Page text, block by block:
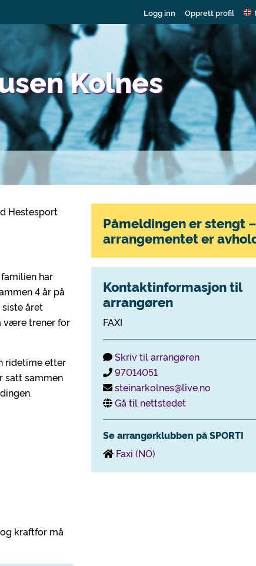
Logg inn Opprett profil
Kolnes
Hestesport
har
4 år på
siste året
være trener for
ridetime etter
satt sammen
kraftfor må
Påmeldingen er stengt –
arrangementet er
Kontaktinformasjon til
arrangøren
FAXI
Skriv til arrangøren
97014051
steinarkolnes@live.no
Gå til nettstedet
Se arrangørklubben på SPORTI
Faxi (NO)